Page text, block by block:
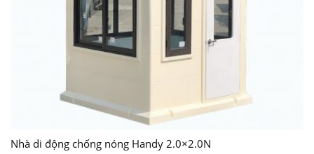
Nhà di động chống nóng Handy 2.0×2.0N